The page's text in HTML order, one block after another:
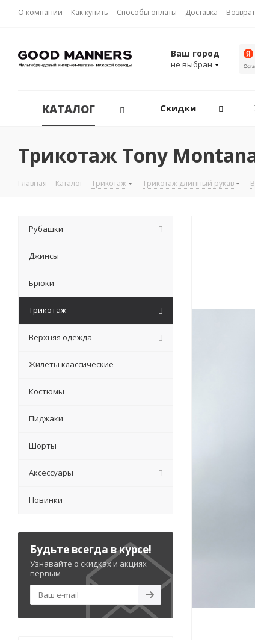
О компании Как купить Способы оплаты Доставка
Ваш город
не выбран
КАТАЛОГ Скидки
Трикотаж Tony
Главная - Каталог - Трикотаж - Трикотаж длинный рукав -
Рубашки
Джинсы
Брюки
Трикотаж
Верхняя одежда
Жилеты классические
Костюмы
Пиджаки
Шорты
Аксессуары
Новинки
Будьте всегда в курсе!
Узнавайте о скидках и акциях
первым